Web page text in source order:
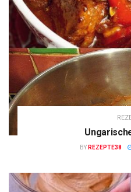
BY REZEPTE38